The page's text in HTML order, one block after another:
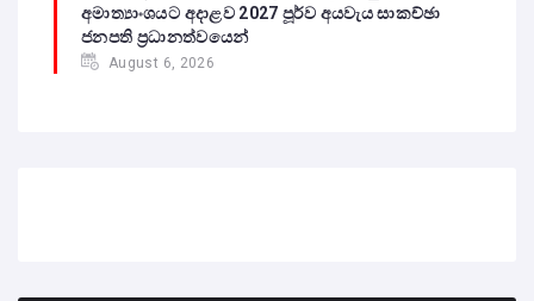
අමාත්‍යාංශයට අදාළව 2027 පූර්ව අයවැය සාකච්ඡා
ජනපති ප්‍රධානත්වයෙන්
August 6, 2026